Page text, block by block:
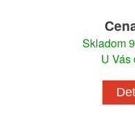
Skladom
U Vás